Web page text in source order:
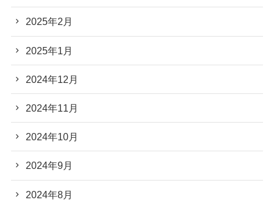
2025年2月
2025年1月
2024年12月
2024年11月
2024年10月
2024年9月
2024年8月